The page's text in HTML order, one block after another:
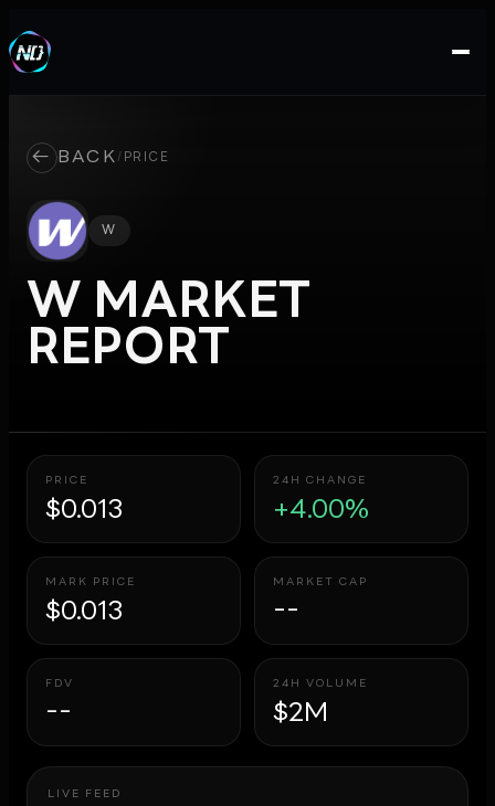
← BACK / PRICE
W
W MARKET
REPORT
PRICE
$0.013
24H CHANGE
+4.00%
MARK PRICE
$0.013
MARKET CAP
--
FDV
--
24H VOLUME
$2M
LIVE FEED